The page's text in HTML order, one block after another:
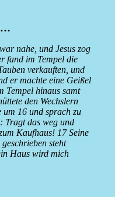
nahe, und Jesus zog
fand im Tempel die
verkauften, und
er machte eine Geißel
Tempel hinaus samt
den Wechslern
um 16 und sprach zu
Tragt das weg und
Kaufhaus! 17 Seine
steht
Haus wird mich